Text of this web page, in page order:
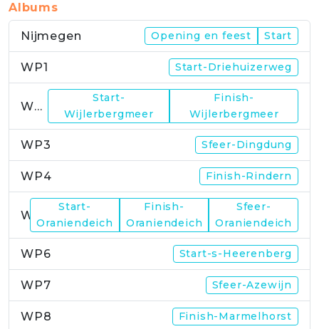
Albums
Nijmegen Opening en feest Start
WP1 Start-Driehuizerweg
WP2
Start-
Wijlerbergmeer
Finish-
Wijlerbergmeer
WP3 Sfeer-Dingdung
WP4 Finish-Rindern
Start-
Oraniendeich
Finish-
Oraniendeich
Sfeer-
Oraniendeich
WP6 Start-s-Heerenberg
WP7 Sfeer-Azewijn
WP8 Finish-Marmelhorst